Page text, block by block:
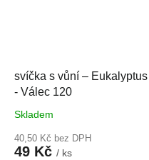
svíčka s vůní – Eukalyptus
- Válec 120
Skladem
40,50 Kč bez DPH
49 Kč / ks